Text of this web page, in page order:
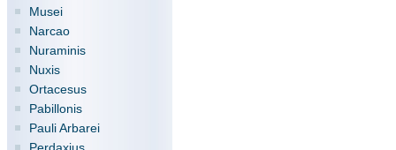
Musei
Narcao
Nuraminis
Nuxis
Ortacesus
Pabillonis
Pauli Arbarei